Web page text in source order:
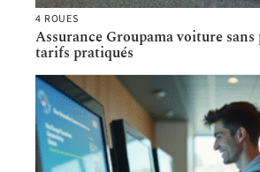
4 ROUES
Assurance Groupama voiture sans
tarifs pratiqués